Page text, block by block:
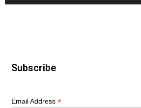
Subscribe
Email Address *